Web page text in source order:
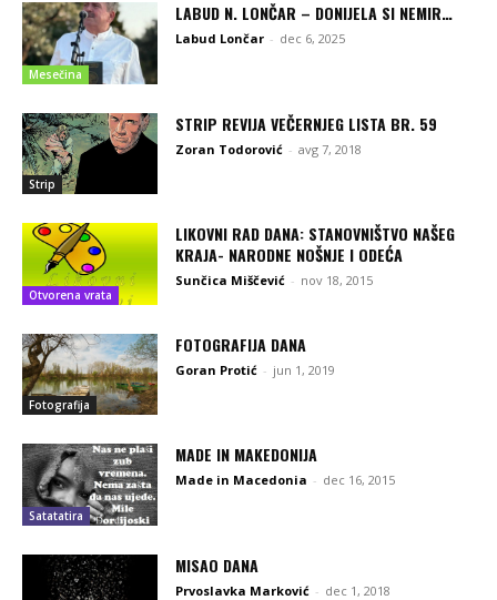
Mesečina
LABUD N. LONČAR – DONIJELA SI NEMIR…
Labud Lončar - dec 6, 2025
Strip
STRIP REVIJA VEČERNJEG LISTA BR. 59
Zoran Todorović - avg 7, 2018
Otvorena vrata
LIKOVNI RAD DANA: STANOVNIŠTVO NAŠEG
KRAJA- NARODNE NOŠNJE I ODEĆA
Sunčica Miščević - nov 18, 2015
Fotografija
FOTOGRAFIJA DANA
Goran Protić - jun 1, 2019
Satatatira
MADE IN MAKEDONIJA
Made in Macedonia - dec 16, 2015
MISAO DANA
Prvoslavka Marković - dec 1, 2018